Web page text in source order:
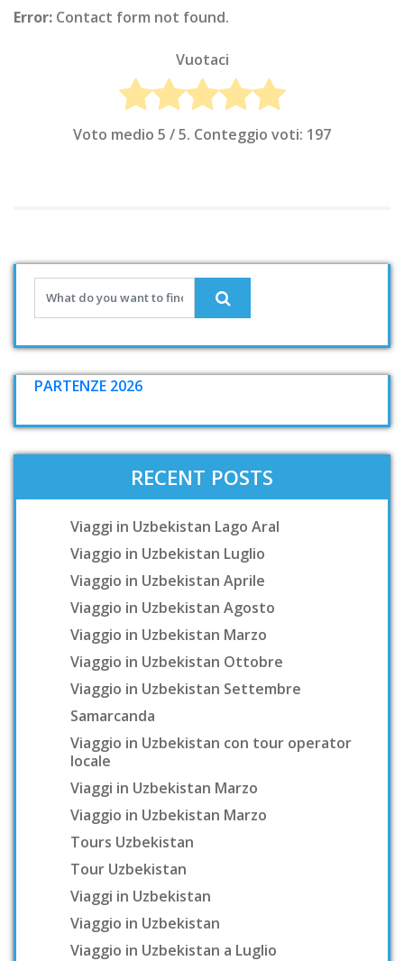
Error: Contact form not found.
Vuotaci
Voto medio 5 / 5. Conteggio voti: 197
PARTENZE 2026
RECENT POSTS
Viaggi in Uzbekistan Lago Aral
Viaggio in Uzbekistan Luglio
Viaggio in Uzbekistan Aprile
Viaggio in Uzbekistan Agosto
Viaggio in Uzbekistan Marzo
Viaggio in Uzbekistan Ottobre
Viaggio in Uzbekistan Settembre
Samarcanda
Viaggio in Uzbekistan con tour operator
locale
Viaggi in Uzbekistan Marzo
Viaggio in Uzbekistan Marzo
Tours Uzbekistan
Tour Uzbekistan
Viaggi in Uzbekistan
Viaggio in Uzbekistan
Viaggio in Uzbekistan a Luglio